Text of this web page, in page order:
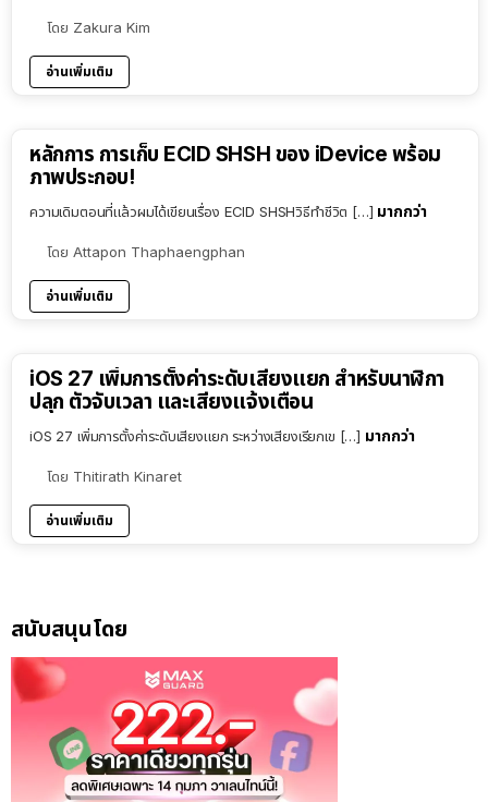
โดย Zakura Kim
อ่านเพิ่มเติม
หลักการ การเก็บ ECID SHSH ของ iDevice พร้อม
ภาพประกอบ!
ความเดิมตอนที่แล้วผมได้เขียนเรื่อง ECID SHSHวิธีทำชีวิต […] มากกว่า
โดย Attapon Thaphaengphan
อ่านเพิ่มเติม
iOS 27 เพิ่มการตั้งค่าระดับเสียงแยก สำหรับนาฬิกา
ปลุก ตัวจับเวลา และเสียงแจ้งเตือน
iOS 27 เพิ่มการตั้งค่าระดับเสียงแยก ระหว่างเสียงเรียกเข […] มากกว่า
โดย Thitirath Kinaret
อ่านเพิ่มเติม
สนับสนุนโดย